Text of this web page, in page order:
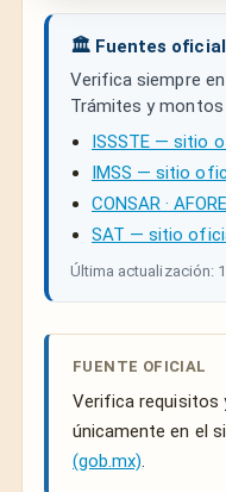
🏛️ Fuentes
Verifica siempre
Trámites y montos
ISSSTE — sitio
IMSS — sitio
CONSAR ·
SAT — sitio
Última actualización:
FUENTE OFICIAL
Verifica requisitos
únicamente en el
(gob.mx)